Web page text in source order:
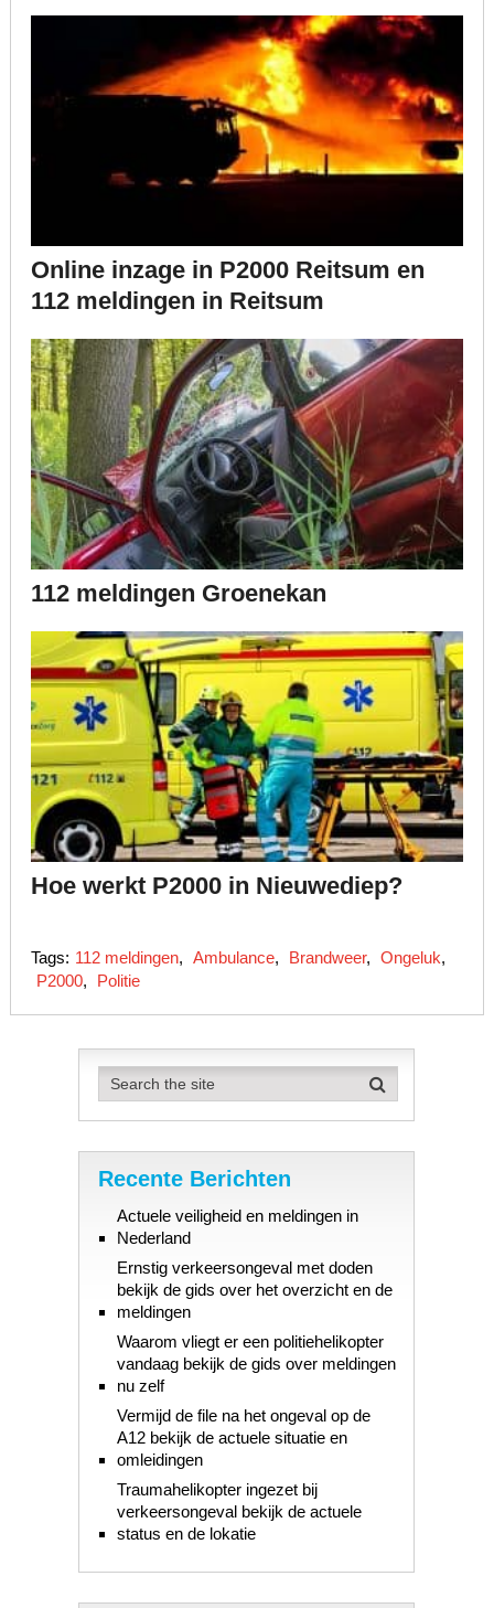
Online inzage in P2000 Reitsum en
112 meldingen in Reitsum
112 meldingen Groenekan
Hoe werkt P2000 in Nieuwediep?
Tags: 112 meldingen, Ambulance, Brandweer, Ongeluk,
P2000, Politie
Recente Berichten
Actuele veiligheid en meldingen in
Nederland
Ernstig verkeersongeval met doden
bekijk de gids over het overzicht en de
meldingen
Waarom vliegt er een politiehelikopter
vandaag bekijk de gids over meldingen
nu zelf
Vermijd de file na het ongeval op de
A12 bekijk de actuele situatie en
omleidingen
Traumahelikopter ingezet bij
verkeersongeval bekijk de actuele
status en de lokatie